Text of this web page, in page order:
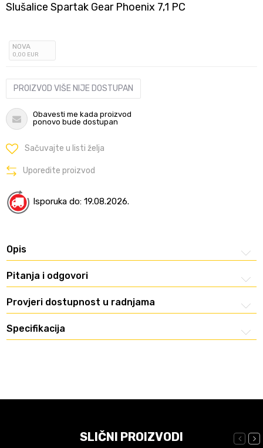
Slušalice Spartak Gear Phoenix 7,1 PC
NOVA
0,00 EUR
PROIZVOD VIŠE NIJE DOSTUPAN
Obavesti me kada proizvod
ponovo bude dostupan
Sačuvajte u listi želja
Uporedite proizvod
Isporuka do: 19.08.2026.
Opis
Pitanja i odgovori
Provjeri dostupnost u radnjama
Specifikacija
SLIČNI PROIZVODI